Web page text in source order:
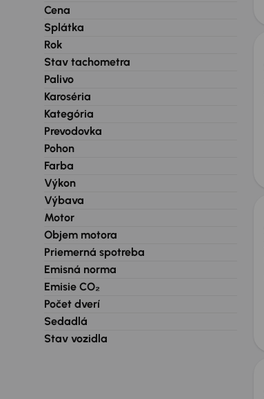
Cena
Splátka
Rok
Stav tachometra
Palivo
Karoséria
Kategória
Prevodovka
Pohon
Farba
Výkon
Výbava
Motor
Objem motora
Priemerná spotreba
Emisná norma
Emisie CO₂
Počet dverí
Sedadlá
Stav vozidla